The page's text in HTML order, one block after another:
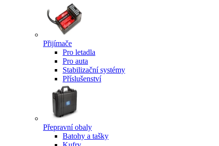
Přijímače
Pro letadla
Pro auta
Stabilizační systémy
Příslušenství
Přepravní obaly
Batohy a tašky